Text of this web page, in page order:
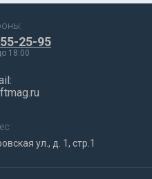
25-95
18:00
ул., д. 1, стр.1